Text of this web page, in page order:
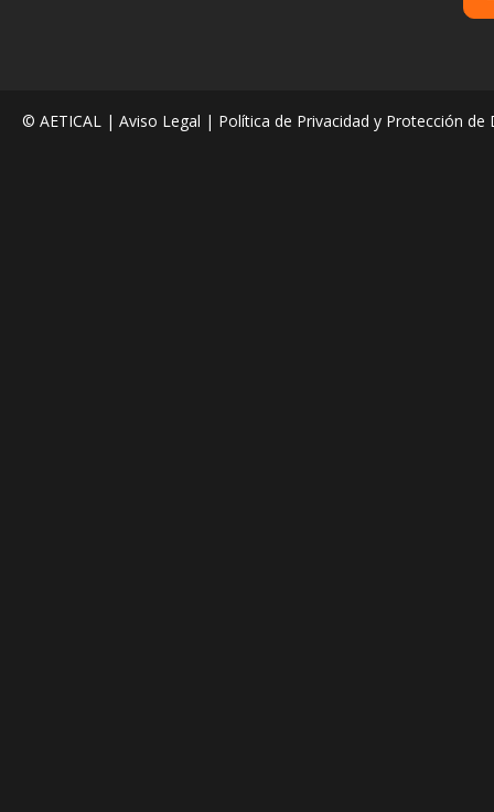
© AETICAL | Aviso Legal | Política de Privacidad y Protección de